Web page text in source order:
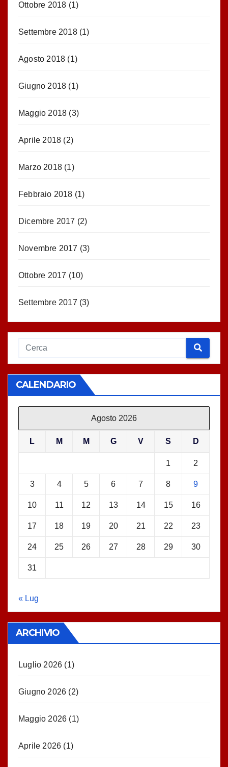
Ottobre 2018 (1)
Settembre 2018(1)
Agosto 2018 (1)
Giugno 2018 (1)
Maggio 2018 (3)
Aprile 2018 (2)
Marzo 2018 (1)
Febbraio 2018 (1)
Dicembre 2017 (2)
Novembre 2017 (3)
Ottobre 2017 (10)
Settembre 2017 (3)
CALENDARIO
Agosto 2026
L M M G V S D
1 2
3 4 5 6 7 8 9
10 11 12 13 14 15 16
17 18 19 20 21 22 23
24 25 26 27 28 29 30
31
« Lug
ARCHIVIO
Luglio 2026 (1)
Giugno 2026 (2)
Maggio 2026 (1)
Aprile 2026 (1)